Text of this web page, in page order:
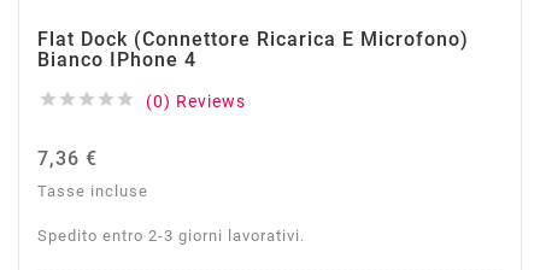
Flat Dock (Connettore Ricarica E Microfono)
Bianco IPhone 4
     (0) Reviews
7,36 €
Tasse incluse
Spedito entro 2-3 giorni lavorativi.